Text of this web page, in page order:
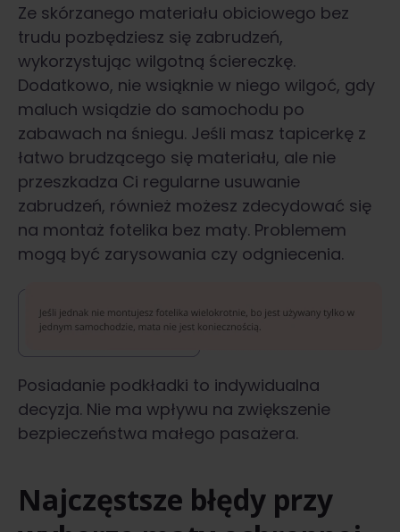
Ze skórzanego materiału obiciowego bez
trudu pozbędziesz się zabrudzeń,
wykorzystując wilgotną ściereczkę.
Dodatkowo, nie wsiąknie w niego wilgoć, gdy
maluch wsiądzie do samochodu po
zabawach na śniegu. Jeśli masz tapicerkę z
łatwo brudzącego się materiału, ale nie
przeszkadza Ci regularne usuwanie
zabrudzeń, również możesz zdecydować się
na montaż fotelika bez maty. Problemem
mogą być zarysowania czy odgniecenia.
Posiadanie podkładki to indywidualna
decyzja. Nie ma wpływu na zwiększenie
bezpieczeństwa małego pasażera.
Najczęstsze błędy przy